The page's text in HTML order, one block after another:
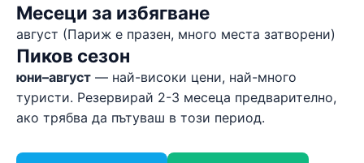
Месеци за избягване
август (Париж е празен, много места затворени)
Пиков сезон
юни–август — най-високи цени, най-много
туристи. Резервирай 2-3 месеца предварително,
ако трябва да пътуваш в този период.